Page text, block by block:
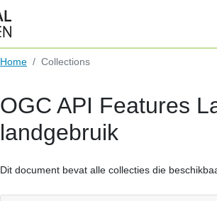
Home Collections
OGC API Features
landgebruik
Dit document bevat alle collecties die